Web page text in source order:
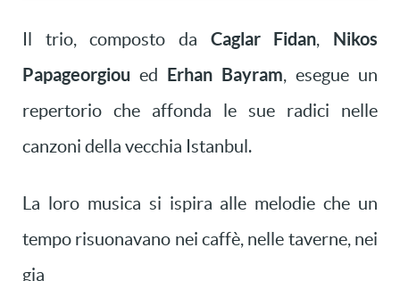
Il trio, composto da Caglar Fidan, Nikos
Papageorgiou ed Erhan Bayram, esegue un
repertorio che affonda le sue radici nelle
canzoni della vecchia Istanbul.
La loro musica si ispira alle melodie che un
tempo risuonavano nei caffè, nelle taverne, nei
gia